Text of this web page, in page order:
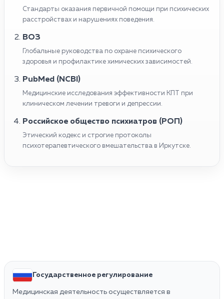
Стандарты оказания первичной помощи при психических
расстройствах и нарушениях поведения.
ВОЗ
Глобальные руководства по охране психического
здоровья и профилактике химических зависимостей.
PubMed (NCBI)
Медицинские исследования эффективности КПТ при
клиническом лечении тревоги и депрессии.
Российское общество психиатров (РОП)
Этический кодекс и строгие протоколы
психотерапевтического вмешательства в Иркутске.
Государственное регулирование
Медицинская деятельность осуществляется в